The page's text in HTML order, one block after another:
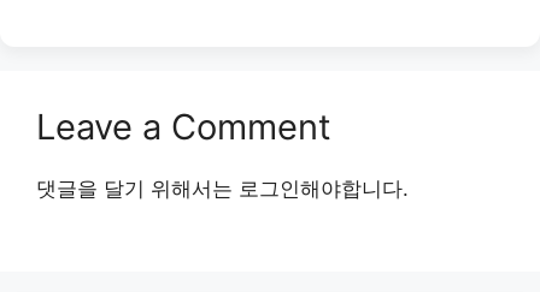
Leave a Comment
댓글을 달기 위해서는 로그인해야합니다.